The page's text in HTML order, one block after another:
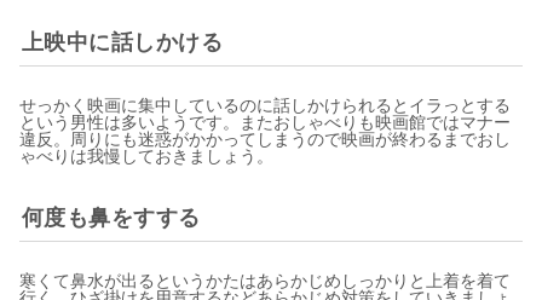
上映中に話しかける
せっかく映画に集中しているのに話しかけられるとイラっとする
という男性は多いようです。またおしゃべりも映画館ではマナー
違反。周りにも迷惑がかかってしまうので映画が終わるまでおし
ゃべりは我慢しておきましょう。
何度も鼻をすする
寒くて鼻水が出るというかたはあらかじめしっかりと上着を着て